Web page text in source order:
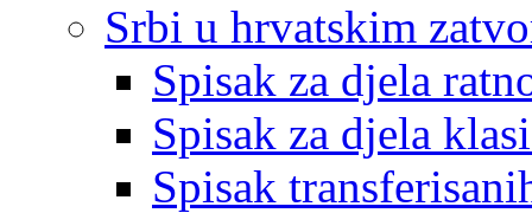
Srbi u hrvatskim
Spisak za djela
Spisak za djela
Spisak